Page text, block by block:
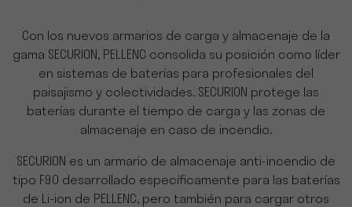
Con los nuevos armarios de carga y almacenaje de la
gama SECURION, PELLENC consolida su posición como líder
en sistemas de baterías para profesionales del
paisajismo y colectividades. SECURION protege las
baterías durante el tiempo de carga y las zonas de
almacenaje en caso de incendio.
SECURION es un armario de almacenaje anti-incendio de
tipo F90 desarrollado específicamente para las baterías
de Li-ion de PELLENC, pero también para cargar otros